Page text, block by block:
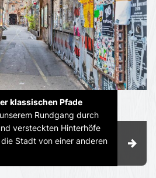
klassischen Pfade
Rundgang durch
versteckten Hinterhöfe
Stadt von einer anderen